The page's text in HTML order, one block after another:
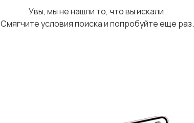
Увы, мы не нашли то, что вы искали.
Смягчите условия поиска и попробуйте еще раз.